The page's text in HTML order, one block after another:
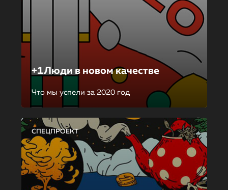
+1Люди в новом качестве
Что мы успели за 2020 год
СПЕЦПРОЕКТ